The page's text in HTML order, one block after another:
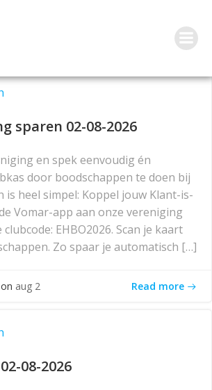
sparen 02-08-2026
en spek eenvoudig én
door boodschappen te doen bij
is heel simpel: Koppel jouw Klant-is-
Vomar-app aan onze vereniging
EHBO2026. Scan je kaart
Zo spaar je automatisch […]
on aug 2 Read more
08-2026